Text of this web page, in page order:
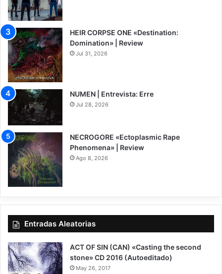
8
HEIR CORPSE ONE «Destination:
Domination» | Review
Jul 31, 2026
NUMEN | Entrevista: Erre
Jul 28, 2026
NECROGORE «Ectoplasmic Rape
Phenomena» | Review
Ago 8, 2026
Entradas Aleatorias
ACT OF SIN (CAN) «Casting the second
stone» CD 2016 (Autoeditado)
May 26, 2017